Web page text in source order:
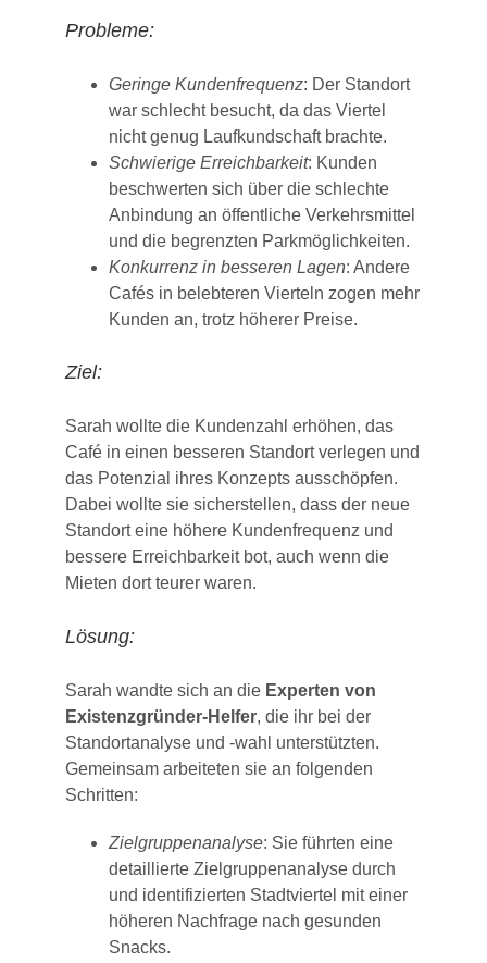
Probleme:
Geringe Kundenfrequenz: Der Standort
war schlecht besucht, da das Viertel
nicht genug Laufkundschaft brachte.
Schwierige Erreichbarkeit: Kunden
beschwerten sich über die schlechte
Anbindung an öffentliche Verkehrsmittel
und die begrenzten Parkmöglichkeiten.
Konkurrenz in besseren Lagen: Andere
Cafés in belebteren Vierteln zogen mehr
Kunden an, trotz höherer Preise.
Ziel:
Sarah wollte die Kundenzahl erhöhen, das
Café in einen besseren Standort verlegen und
das Potenzial ihres Konzepts ausschöpfen.
Dabei wollte sie sicherstellen, dass der neue
Standort eine höhere Kundenfrequenz und
bessere Erreichbarkeit bot, auch wenn die
Mieten dort teurer waren.
Lösung:
Sarah wandte sich an die Experten von
Existenzgründer-Helfer, die ihr bei der
Standortanalyse und -wahl unterstützten.
Gemeinsam arbeiteten sie an folgenden
Schritten:
Zielgruppenanalyse: Sie führten eine
detaillierte Zielgruppenanalyse durch
und identifizierten Stadtviertel mit einer
höheren Nachfrage nach gesunden
Snacks.